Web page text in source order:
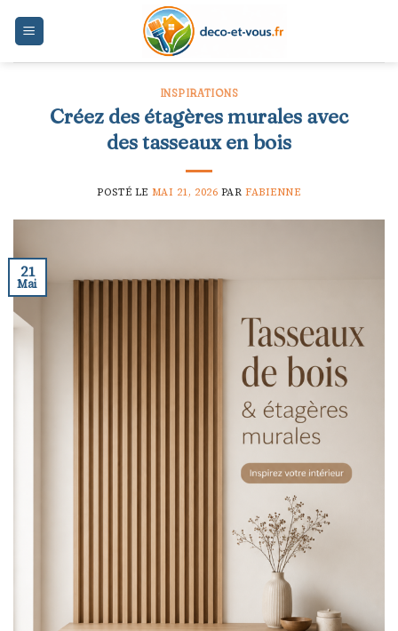
INSPIRATIONS
Créez des étagères murales avec
des tasseaux en bois
POSTÉ LE MAI 21, 2026 PARFABIENNE
21
Mai